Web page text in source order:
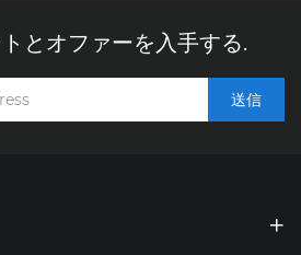
とオファーを入手する.
送信